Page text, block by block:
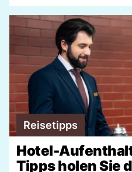
Reisetipps
Hotel-
Tipps holen Sie